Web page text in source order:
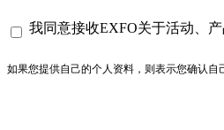
我同意接收EXFO关于活动、
如果您提供自己的个人资料，则表示您确认自